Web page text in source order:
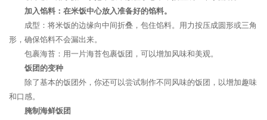
加入馅料：在米饭中心放入准备好的馅料。
成型：将米饭的边缘向中间折叠，包住馅料。用力按压成圆形或三角
形，确保馅料不会漏出来。
包裹海苔：用一片海苔包裹饭团，可以增加风味和美观。
饭团的变种
除了基本的饭团外，你还可以尝试制作不同风味的饭团，以增加趣味
和口感。
腌制海鲜饭团